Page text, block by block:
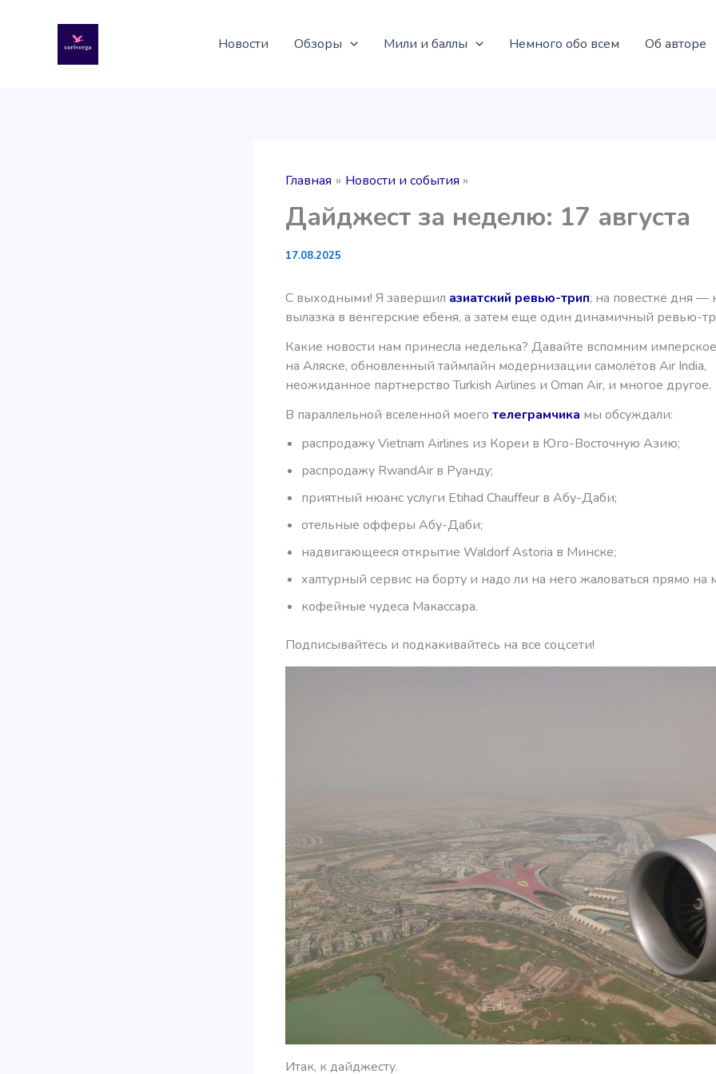
содержимому
Новости Обзоры Мили и баллы Немного обо всем Об авторе
Главная Новости и события
Дайджест за неделю: 17 августа
17.08.2025
С выходными! Я завершил азиатский ревью-трип; на повестке дня —
вылазка в венгерские ебеня, а затем еще один динамичный ревью-
Какие новости нам принесла неделька? Давайте вспомним
на Аляске, обновленный таймлайн модернизации самолётов Air India,
неожиданное партнерство Turkish Airlines и Oman Air, и многое другое.
В параллельной вселенной моего телеграмчика мы обсуждали:
распродажу Vietnam Airlines из Кореи в Юго-Восточную Азию;
распродажу RwandAir в Руанду;
приятный нюанс услуги Etihad Chauffeur в Абу-Даби;
отельные офферы Абу-Даби;
надвигающееся открытие Waldorf Astoria в Минске;
халтурный сервис на борту и надо ли на него жаловаться прямо на
кофейные чудеса Макассара.
Подписывайтесь и подкакивайтесь на все соцсети!
Итак, к дайджесту.